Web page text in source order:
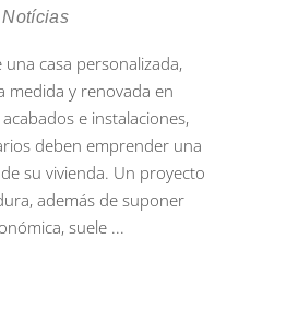
Notícias
casa personalizada,
medida y renovada en
e instalaciones,
deben emprender una
su vivienda. Un proyecto
además de suponer
suele